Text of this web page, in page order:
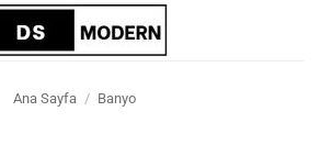
Ana Sayfa / Banyo